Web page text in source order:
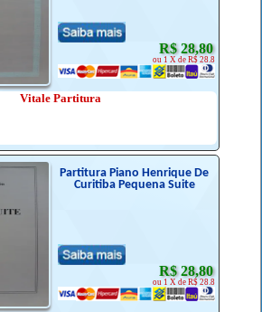
R$ 28,80
ou 1 X de R$ 28.8
Vitale Partitura
Partitura Piano Henrique De
Curitiba Pequena Suite
R$ 28,80
ou 1 X de R$ 28.8